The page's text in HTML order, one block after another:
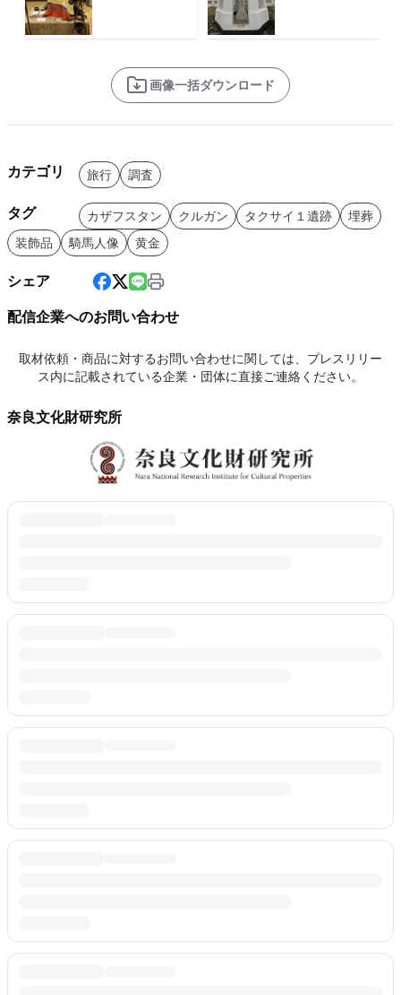
画像一括ダウンロード
カテゴリ 旅行 調査
タグ カザフスタン クルガン タクサイ１遺跡
埋葬
装飾品
騎馬人像 黄金
シェア
配信企業へのお問い合わせ
取材依頼・商品に対するお問い合わせに関しては、プレスリリー
ス内に記載されている企業・団体に直接ご連絡ください。
奈良文化財研究所